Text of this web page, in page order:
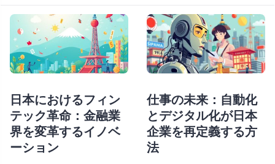
日本におけるフィン
テック革命：金融業
界を変革するイノベ
ーション
仕事の未来：自動化
とデジタル化が日本
企業を再定義する方
法